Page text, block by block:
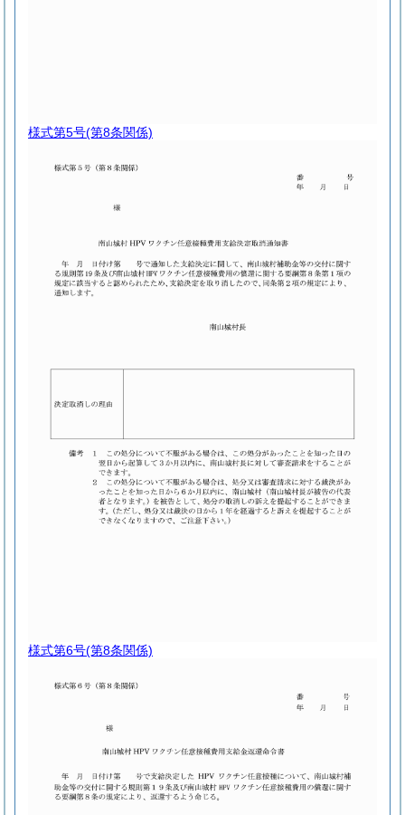
様式第5号(第8条関係)
様式第6号(第8条関係)